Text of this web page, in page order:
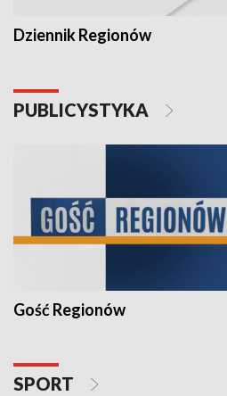
Dziennik Regionów
PUBLICYSTYKA
Gość Regionów
SPORT